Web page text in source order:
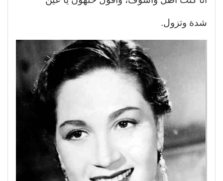
شدة وتزول.